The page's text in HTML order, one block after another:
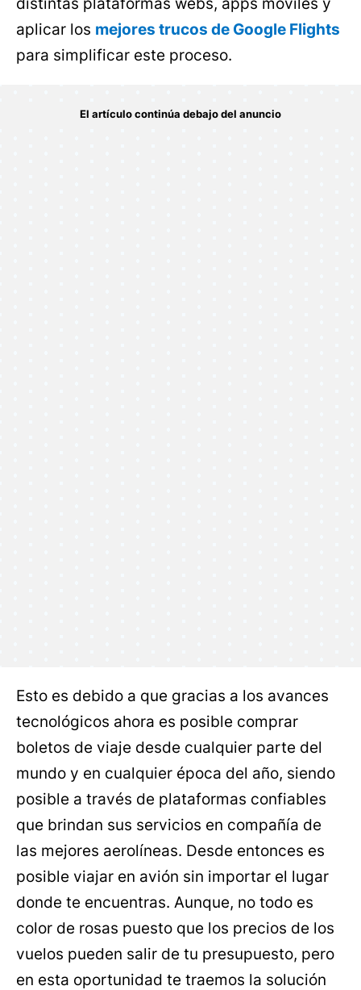
aplicar los mejores trucos de Google Flights
para simplificar este proceso.
Esto es debido a que gracias a los avances
tecnológicos ahora es posible comprar
boletos de viaje desde cualquier parte del
mundo y en cualquier época del año, siendo
posible a través de plataformas confiables
que brindan sus servicios en compañía de
las mejores aerolíneas. Desde entonces es
posible viajar en avión sin importar el lugar
donde te encuentras. Aunque, no todo es
color de rosas puesto que los precios de los
vuelos pueden salir de tu presupuesto, pero
en esta oportunidad te traemos la solución